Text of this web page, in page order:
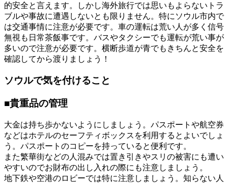
的安全と言えます。しかし海外旅行では思いもよらないトラ
ブルや事故に遭遇しないとも限りません。特にソウル市内で
は交通事情に注意が必要です。車の運転は荒い人が多く信号
無視も日常茶飯事です。バスやタクシーでも運転が荒い事が
多いので注意が必要です。横断歩道が青でもきちんと安全を
確認してから渡りましょう！
ソウルで気を付けること
■貴重品の管理
大金は持ち歩かないようにしましょう。パスポートや航空券
などはホテルのセーフティボックスを利用するとよいでしょ
う。パスポートのコピーを持っていると便利です。
また繁華街などの人混みでは置き引きやスリの被害にも遭い
やすいのでお財布の出し入れの際にも注意しましょう。
地下鉄や空港のロビーでは特に注意しましょう。知らない人